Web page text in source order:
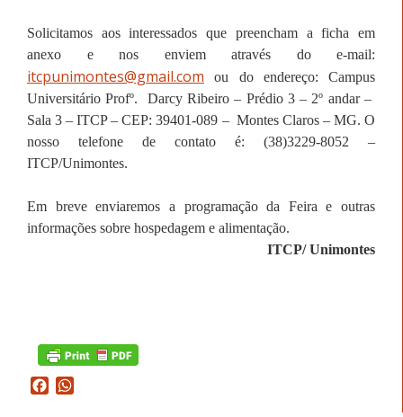
Solicitamos aos interessados que preencham a ficha em
anexo e nos enviem através do e-mail:
itcpunimontes@gmail.com ou do endereço: Campus
Universitário Profº.
Darcy Ribeiro – Prédio 3 – 2º andar –
Sala 3 – ITCP – CEP:39401-089 – Montes Claros – MG.O
nosso telefone de contato é: (38)3229-8052 –
ITCP/Unimontes.
Em breve enviaremos a programação da Feira e outras
informações sobre hospedagem e alimentação.
ITCP/ Unimontes
Facebook